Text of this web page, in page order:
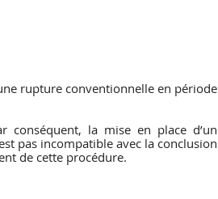
rupture conventionnelle en période
conséquent, la mise en place d’un
pas incompatible avec la conclusion
de cette procédure.